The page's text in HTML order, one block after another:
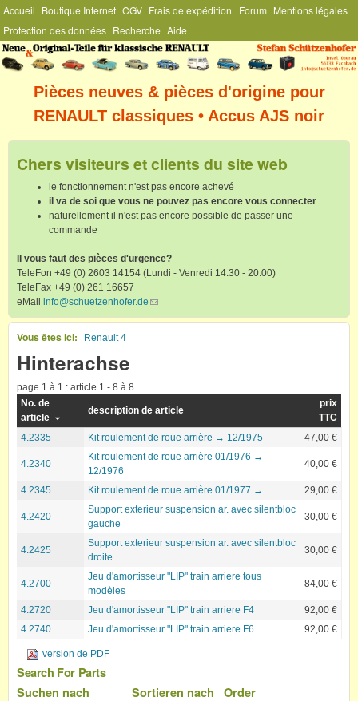
Aller au contenu principal
Menu Général
Accueil Boutique Internet CGV Frais de expédition Forum Mentions légales
Protection des données Recherche Aide
Stefan
Schützenhofer
Pièces neuves & pièces d'origine pour
RENAULT classiques • Accus AJS noir
Chers visiteurs et clients du site web
le fonctionnement n'est pas encore achevé
il va de soi que vous ne pouvez pas encore vous connecter
naturellement il n'est pas encore possible de passer une
commande
Il vous faut des pièces d'urgence?
TeleFon +49 (0) 2603 14154 (Lundi - Venredi 14:30 - 20:00)
TeleFax +49 (0) 261 16657
eMail info@schuetzenhofer.de (link sends e-mail)
Vous êtes ici Renault 4
Hinterachse
page 1 à 1 : article 1 - 8 à 8
No. de
article
description de article
prix
TTC
4.2335
Kit roulement de roue arrière → 12/1975 47,00 €
4.2340
Kit roulement de roue arrière 01/1976 →
12/1976
40,00 €
4.2345 Kit roulement de roue arrière 01/1977 → 29,00 €
4.2420
Support exterieur suspension ar. avec silentbloc
gauche
30,00 €
4.2425
Support exterieur suspension ar. avec silentbloc
droite
30,00 €
4.2700
Jeu d'amortisseur "LIP" train arriere tous
modèles
84,00 €
4.2720 Jeu d'amortisseur "LIP" train arriere F4
92,00 €
4.2740
Jeu d'amortisseur "LIP" train arriere F6 92,00 €
version de PDF
Search For Parts
Suchen nach
Sortieren nach Order